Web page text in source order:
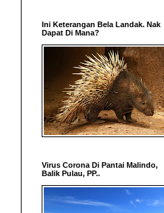
Ini Keterangan Bela Landak. Nak
Dapat Di Mana?
Virus Corona Di Pantai Malindo,
Balik Pulau, PP..